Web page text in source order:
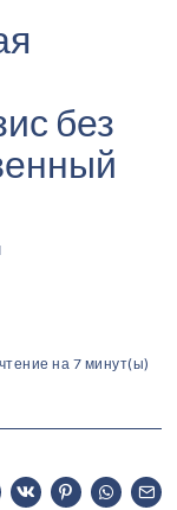
без
чтение на 7 минут(ы)